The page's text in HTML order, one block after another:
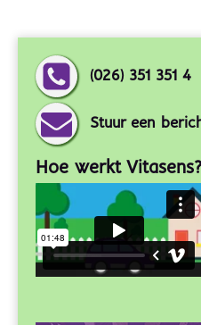
(026) 351 351 4
Stuur een
Hoe werkt Vitasens?